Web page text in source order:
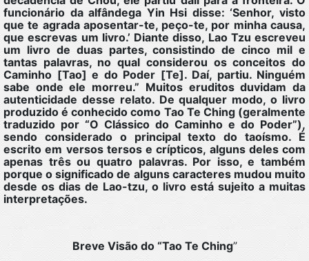
funcionário da alfândega Yin Hsi disse: ‘Senhor, visto
que te agrada aposentar-te, peço-te, por minha causa,
que escrevas um livro.’ Diante disso, Lao Tzu escreveu
um livro de duas partes, consistindo de cinco mil e
tantas palavras, no qual considerou os conceitos do
Caminho [Tao] e do Poder [Te]. Daí, partiu. Ninguém
sabe onde ele morreu.” Muitos eruditos duvidam da
autenticidade desse relato. De qualquer modo, o livro
produzido é conhecido como Tao Te Ching (geralmente
traduzido por “O Clássico do Caminho e do Poder”),
sendo considerado o principal texto do taoísmo. É
escrito em versos tersos e crípticos, alguns deles com
apenas três ou quatro palavras. Por isso, e também
porque o significado de alguns caracteres mudou muito
desde os dias de Lao-tzu, o livro está sujeito a muitas
interpretações.
Breve Visão do “Tao Te Ching”